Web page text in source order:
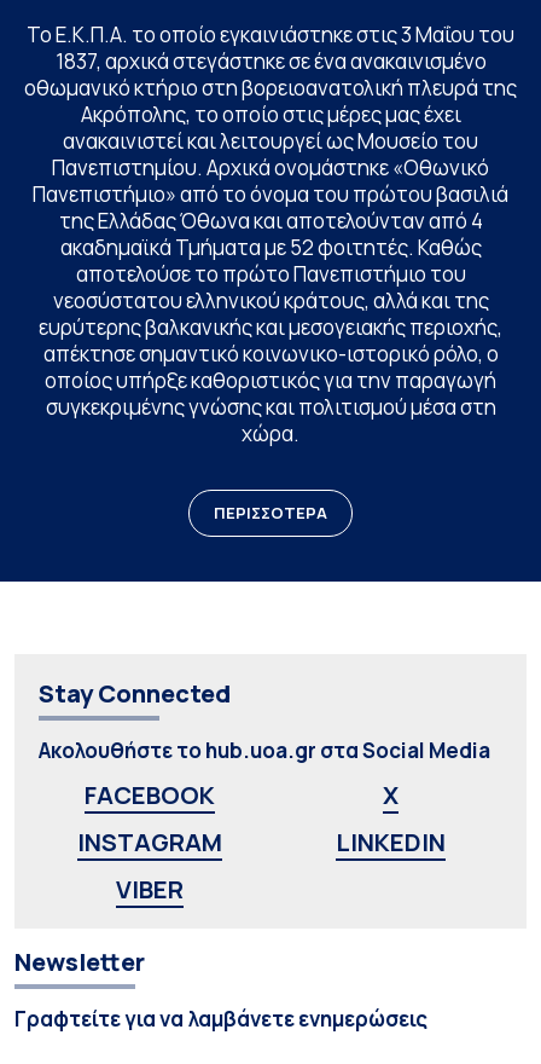
Το Ε.Κ.Π.Α. το οποίο εγκαινιάστηκε στις 3 Μαΐου του
1837, αρχικά στεγάστηκε σε ένα ανακαινισμένο
οθωμανικό κτήριο στη βορειοανατολική πλευρά της
Ακρόπολης, το οποίο στις μέρες μας έχει
ανακαινιστεί και λειτουργεί ως Μουσείο του
Πανεπιστημίου. Αρχικά ονομάστηκε «Οθωνικό
Πανεπιστήμιο» από το όνομα του πρώτου βασιλιά
της Ελλάδας Όθωνα και αποτελούνταν από 4
ακαδημαϊκά Τμήματα με 52 φοιτητές. Καθώς
αποτελούσε το πρώτο Πανεπιστήμιο του
νεοσύστατου ελληνικού κράτους, αλλά και της
ευρύτερης βαλκανικής και μεσογειακής περιοχής,
απέκτησε σημαντικό κοινωνικο-ιστορικό ρόλο, ο
οποίος υπήρξε καθοριστικός για την παραγωγή
συγκεκριμένης γνώσης και πολιτισμού μέσα στη
χώρα.
ΠΕΡΙΣΣΟΤΕΡΑ
Stay Connected
Ακολουθήστε το hub.uoa.gr στα Social Media
FACEBOOK
X
INSTAGRAM
LINKEDIN
VIBER
Newsletter
Γραφτείτε για να λαμβάνετε ενημερώσεις